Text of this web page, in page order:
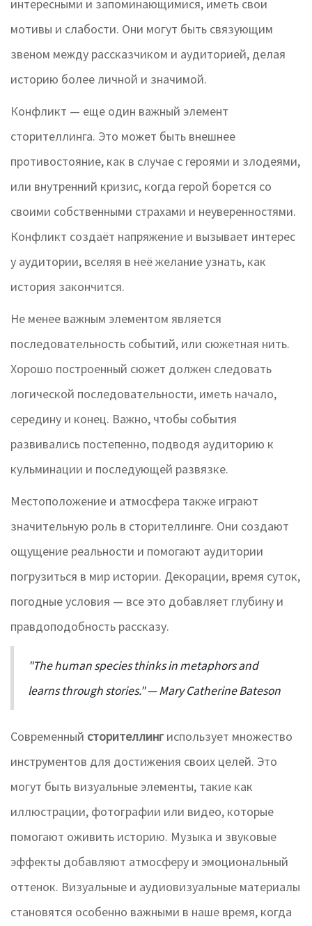
интересными и запоминающимися, иметь свои
мотивы и слабости. Они могут быть связующим
звеном между рассказчиком и аудиторией, делая
историю более личной и значимой.
Конфликт — еще один важный элемент
сторителлинга. Это может быть внешнее
противостояние, как в случае с героями и злодеями,
или внутренний кризис, когда герой борется со
своими собственными страхами и неуверенностями.
Конфликт создаёт напряжение и вызывает интерес
у аудитории, вселяя в неё желание узнать, как
история закончится.
Не менее важным элементом является
последовательность событий, или сюжетная нить.
Хорошо построенный сюжет должен следовать
логической последовательности, иметь начало,
середину и конец. Важно, чтобы события
развивались постепенно, подводя аудиторию к
кульминации и последующей развязке.
Местоположение и атмосфера также играют
значительную роль в сторителлинге. Они создают
ощущение реальности и помогают аудитории
погрузиться в мир истории. Декорации, время суток,
погодные условия — все это добавляет глубину и
правдоподобность рассказу.
"The human species thinks in metaphors and
learns through stories." — Mary Catherine Bateson
Современный сторителлингиспользует множество
инструментов для достижения своих целей. Это
могут быть визуальные элементы, такие как
иллюстрации, фотографии или видео, которые
помогают оживить историю. Музыка и звуковые
эффекты добавляют атмосферу и эмоциональный
оттенок. Визуальные и аудиовизуальные материалы
становятся особенно важными в наше время, когда